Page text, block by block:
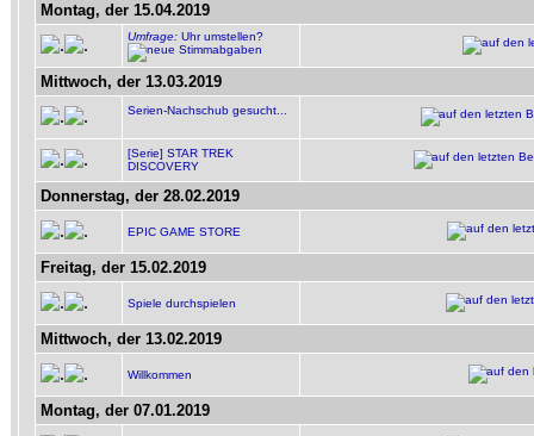
Montag, der 15.04.2019
Umfrage: Uhr umstellen?
Mittwoch, der 13.03.2019
Serien-Nachschub gesucht...
[Serie] STAR TREK
DISCOVERY
Donnerstag, der 28.02.2019
EPIC GAME STORE
Freitag, der 15.02.2019
Spiele durchspielen
Mittwoch, der 13.02.2019
Willkommen
Montag, der 07.01.2019